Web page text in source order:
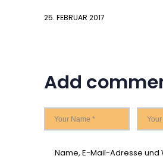
25. FEBRUAR 2017
Add
Name, E-Mail-Adresse und